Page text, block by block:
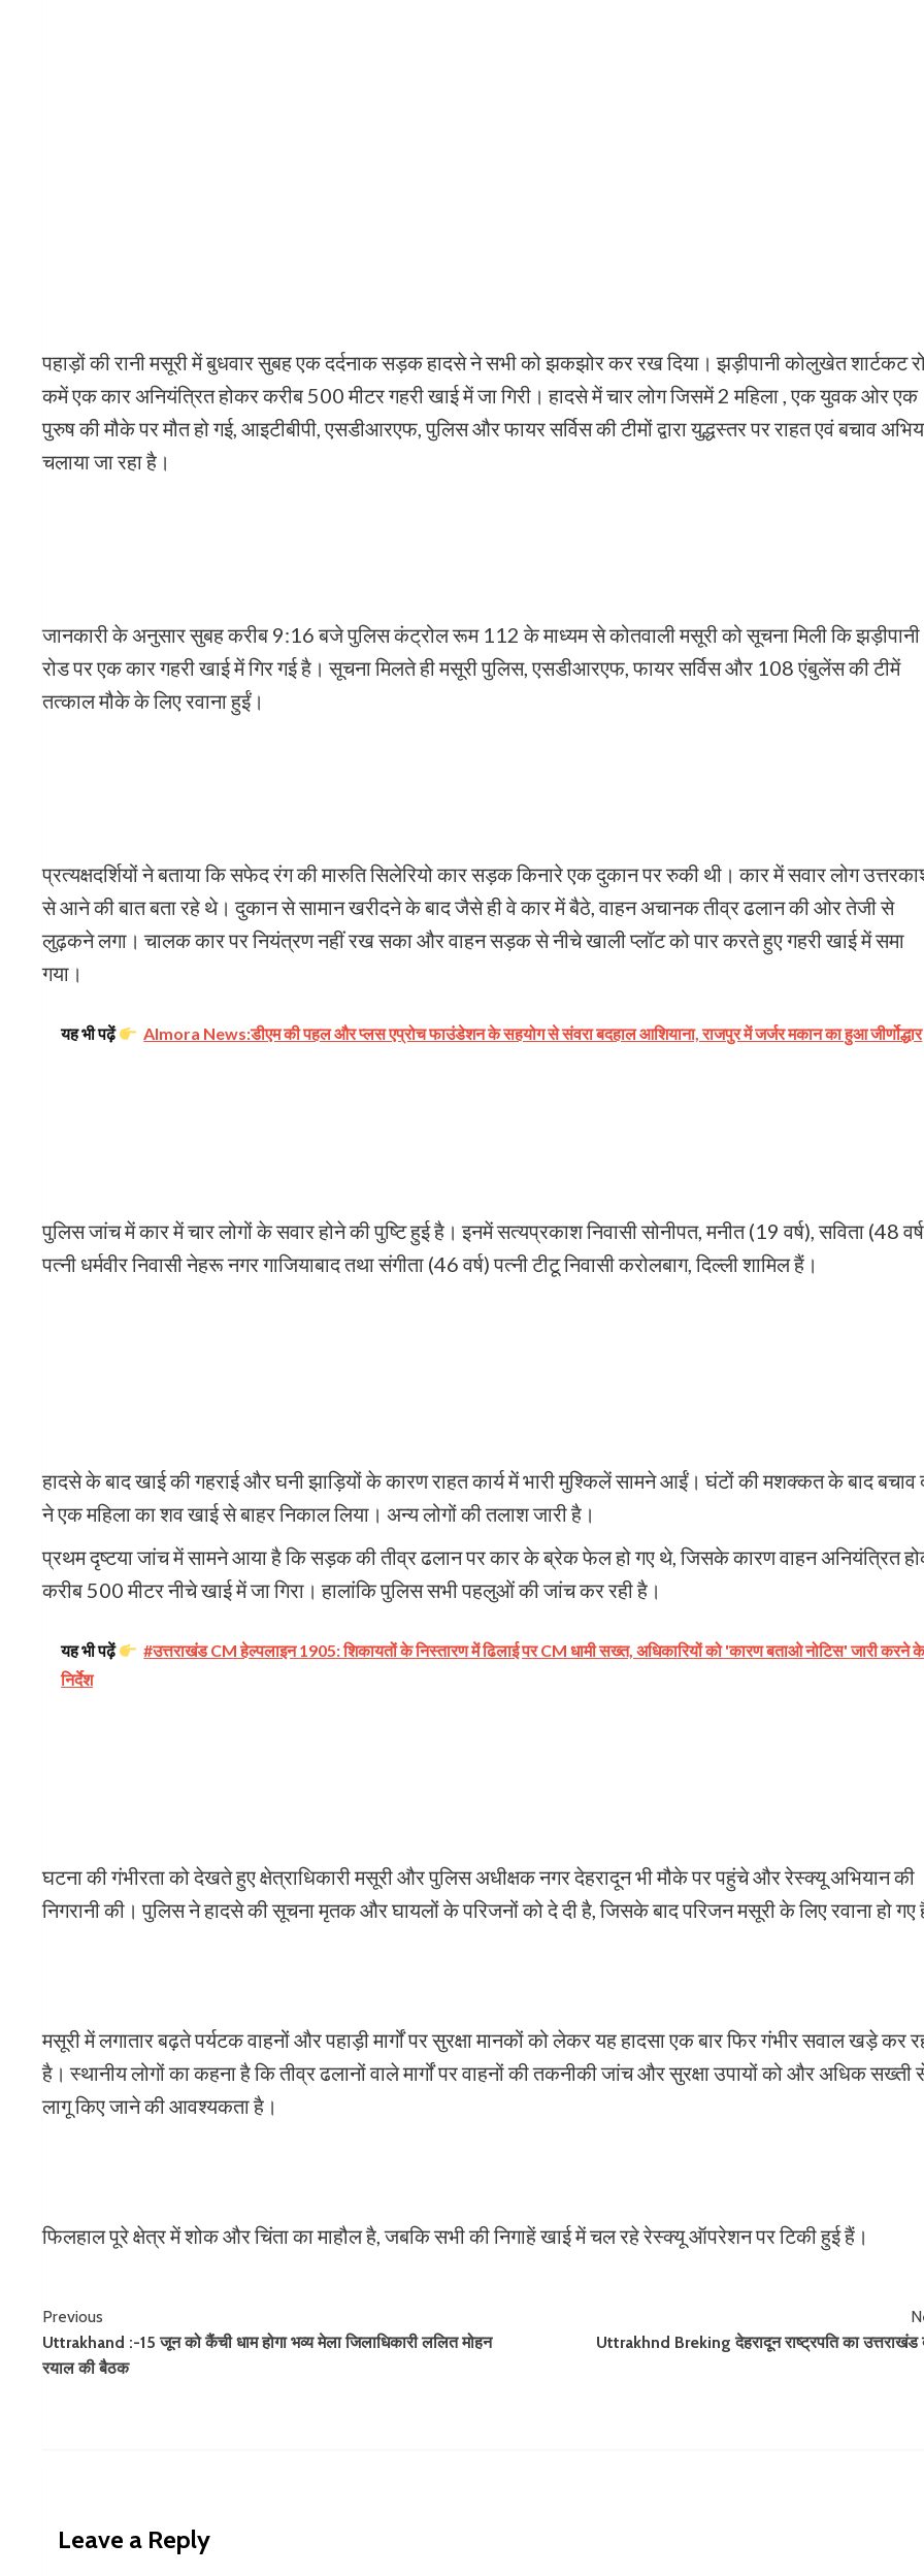
पहाड़ों की रानी मसूरी में बुधवार सुबह एक दर्दनाक सड़क हादसे ने सभी को झकझोर कर रख दिया। झड़ीपानी कोलुखेत शार्टकट
कमें एक कार अनियंत्रित होकर करीब 500 मीटर गहरी खाई में जा गिरी। हादसे में चार लोग जिसमें 2 महिला , एक युवक ओर एक
पुरुष की मौके पर मौत हो गई, आइटीबीपी, एसडीआरएफ, पुलिस और फायर सर्विस की टीमों द्वारा युद्धस्तर पर राहत एवं बचाव
चलाया जा रहा है।
जानकारी के अनुसार सुबह करीब 9:16 बजे पुलिस कंट्रोल रूम 112 के माध्यम से कोतवाली मसूरी को सूचना मिली कि झड़ीपानी
रोड पर एक कार गहरी खाई में गिर गई है। सूचना मिलते ही मसूरी पुलिस, एसडीआरएफ, फायर सर्विस और 108 एंबुलेंस की टीमें
तत्काल मौके के लिए रवाना हुईं।
प्रत्यक्षदर्शियों ने बताया कि सफेद रंग की मारुति सिलेरियो कार सड़क किनारे एक दुकान पर रुकी थी। कार में सवार लोग
से आने की बात बता रहे थे। दुकान से सामान खरीदने के बाद जैसे ही वे कार में बैठे, वाहन अचानक तीव्र ढलान की ओर तेजी से
लुढ़कने लगा। चालक कार पर नियंत्रण नहीं रख सका और वाहन सड़क से नीचे खाली प्लॉट को पार करते हुए गहरी खाई में समा
गया।
यह भी पढ़ें Almora News:डीएम की पहल और प्लस एप्रोच फाउंडेशन के सहयोग से संवरा बदहाल आशियाना, राजपुर में जर्जर मकान का हुआ जीर्णोद्धार
पुलिस जांच में कार में चार लोगों के सवार होने की पुष्टि हुई है। इनमें सत्यप्रकाश निवासी सोनीपत, मनीत (19 वर्ष), सविता (48
पत्नी धर्मवीर निवासी नेहरू नगर गाजियाबाद तथा संगीता (46 वर्ष) पत्नी टीटू निवासी करोलबाग, दिल्ली शामिल हैं।
हादसे के बाद खाई की गहराई और घनी झाड़ियों के कारण राहत कार्य में भारी मुश्किलें सामने आईं। घंटों की मशक्कत के बाद बचाव
ने एक महिला का शव खाई से बाहर निकाल लिया। अन्य लोगों की तलाश जारी है।
प्रथम दृष्टया जांच में सामने आया है कि सड़क की तीव्र ढलान पर कार के ब्रेक फेल हो गए थे, जिसके कारण वाहन अनियंत्रित
करीब 500 मीटर नीचे खाई में जा गिरा। हालांकि पुलिस सभी पहलुओं की जांच कर रही है।
यह भी पढ़ें
#उत्तराखंड CM हेल्पलाइन 1905: शिकायतों के निस्तारण में ढिलाई पर CM धामी सख्त, अधिकारियों को 'कारण बताओ नोटिस' जारी करने
निर्देश
घटना की गंभीरता को देखते हुए क्षेत्राधिकारी मसूरी और पुलिस अधीक्षक नगर देहरादून भी मौके पर पहुंचे और रेस्क्यू अभियान की
निगरानी की। पुलिस ने हादसे की सूचना मृतक और घायलों के परिजनों को दे दी है, जिसके बाद परिजन मसूरी के लिए रवाना हो गए
मसूरी में लगातार बढ़ते पर्यटक वाहनों और पहाड़ी मार्गों पर सुरक्षा मानकों को लेकर यह हादसा एक बार फिर गंभीर सवाल खड़े कर
है। स्थानीय लोगों का कहना है कि तीव्र ढलानों वाले मार्गों पर वाहनों की तकनीकी जांच और सुरक्षा उपायों को और अधिक सख्ती
लागू किए जाने की आवश्यकता है।
फिलहाल पूरे क्षेत्र में शोक और चिंता का माहौल है, जबकि सभी की निगाहें खाई में चल रहे रेस्क्यू ऑपरेशन पर टिकी हुई हैं।
Continue
Reading
Previous
Uttrakhand :-15 जून को कैंची धाम होगा भव्य मेला जिलाधिकारी ललित मोहन
रयाल की बैठक
Uttrakhnd Breking देहरादून राष्ट्रपति का उत्तराखंड
Leave a Reply